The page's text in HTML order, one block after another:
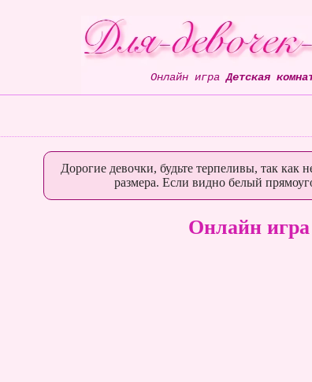
Онлайн играДетская
Дорогие девочки, будьте терпеливы, так как
размера. Если видно белый
Онлайн